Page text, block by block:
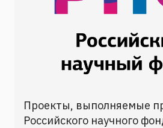
Проекты, выполняемые
Российского научного